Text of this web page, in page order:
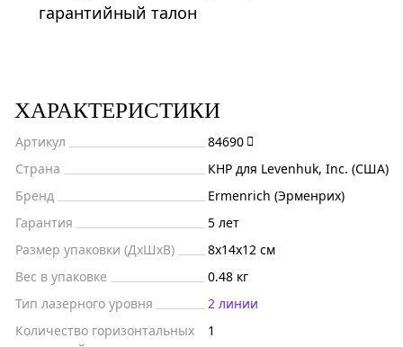
гарантийный талон
ХАРАКТЕРИСТИКИ
Артикул
84690
Страна
КНР для Levenhuk, Inc. (США)
Бренд
Ermenrich (Эрменрих)
Гарантия
5 лет
Размер упаковки (ДxШxВ)
8x14x12 см
Вес в упаковке
0.48 кг
Тип лазерного уровня
2 линии
Количество горизонтальных
1